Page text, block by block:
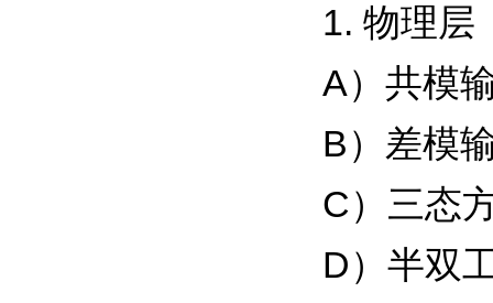
1. 物理层
A）共模
B）差模
C）三态
D）半双